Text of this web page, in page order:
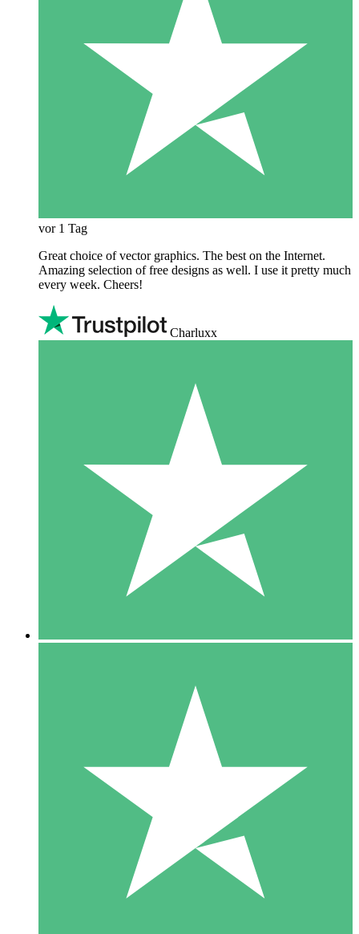
vor 1 Tag
Great choice of vector graphics. The best on the Internet.
Amazing selection of free designs as well. I use it pretty much
every week. Cheers!
Charluxx